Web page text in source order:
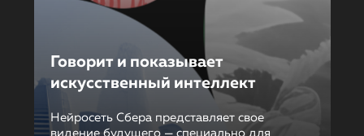
Говорит и показывает
искусственный интеллект
Нейросеть Сбера представляет свое
видение будущего — специально для